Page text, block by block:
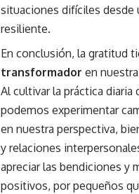
situaciones difíciles desde
resiliente.
En conclusión, la gratitud
transformador en
Al cultivar la práctica diaria
podemos experimentar
en nuestra perspectiva,
y relaciones
apreciar las bendiciones y
positivos, por pequeños